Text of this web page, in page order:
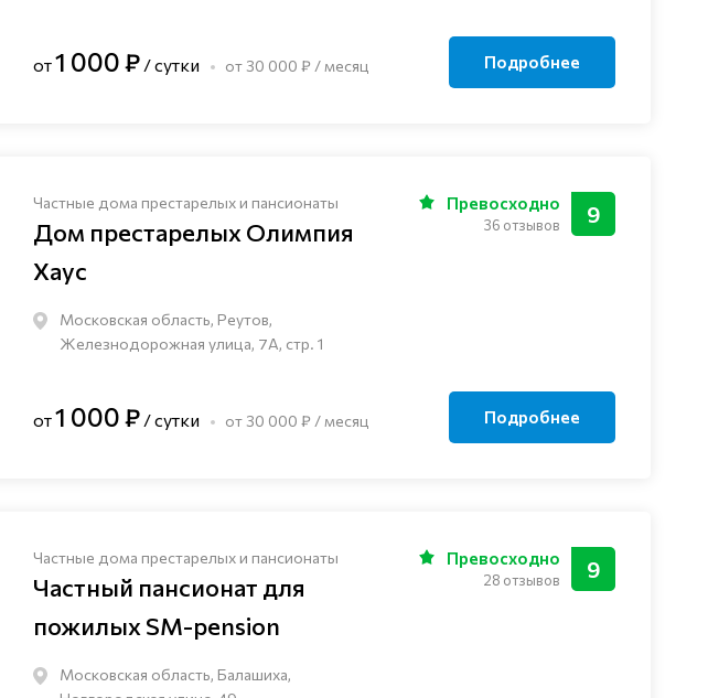
от1 000 ₽ / сутки от 30 000 ₽ / месяц Подробнее
Частные дома престарелых и пансионаты
Дом престарелых Олимпия
Хаус
Московская область, Реутов,
Железнодорожная улица, 7А, стр. 1
9
Превосходно
36 отзывов
от1 000 ₽ / сутки от 30 000 ₽ / месяц Подробнее
Частные дома престарелых и пансионаты
Частный пансионат для
пожилых SM-pension
Московская область, Балашиха,
9
Превосходно
28 отзывов